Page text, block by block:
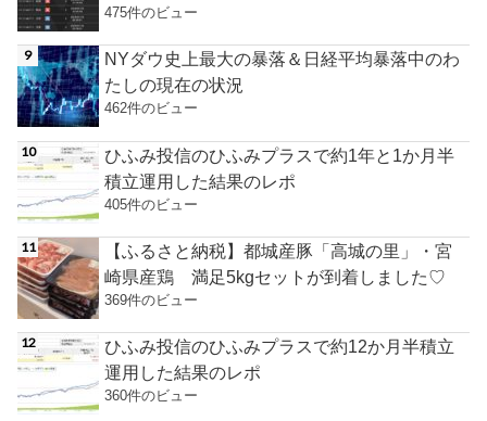
475件のビュー
NYダウ史上最大の暴落＆日経平均暴落中のわ
たしの現在の状況
462件のビュー
ひふみ投信のひふみプラスで約1年と1か月半
積立運用した結果のレポ
405件のビュー
【ふるさと納税】都城産豚「高城の里」・宮
崎県産鶏 満足5kgセットが到着しました♡
369件のビュー
ひふみ投信のひふみプラスで約12か月半積立
運用した結果のレポ
360件のビュー